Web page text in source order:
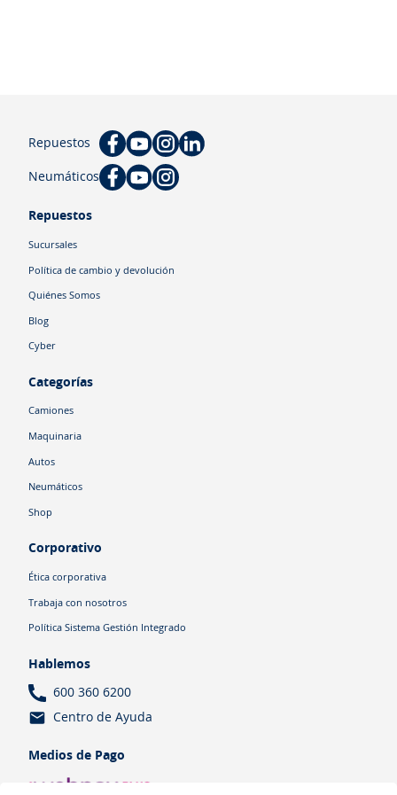
Repuestos
Neumáticos
Repuestos
Sucursales
Política de cambio y devolución
Quiénes Somos
Blog
Cyber
Categorías
Camiones
Maquinaria
Autos
Neumáticos
Shop
Corporativo
Ética corporativa
Trabaja con nosotros
Política Sistema Gestión Integrado
Hablemos
600 360 6200
Centro de Ayuda
Medios de Pago